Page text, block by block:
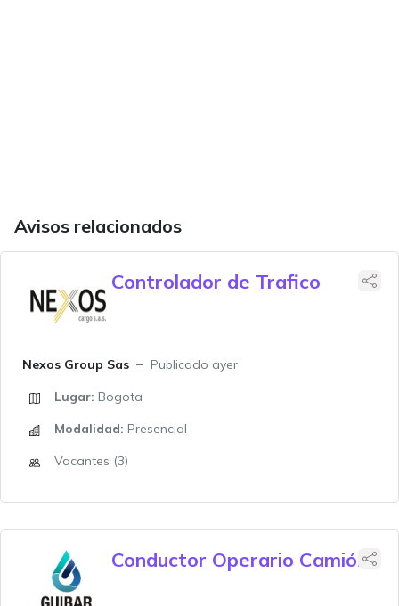
Avisos relacionados
Controlador de Trafico
Nexos Group Sas
Publicado ayer
Lugar: Bogota
Modalidad: Presencial
Vacantes (3)
Conductor Operario Camión